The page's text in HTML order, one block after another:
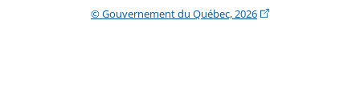
© Gouvernement du Québec, 2026(Cet hyperlien